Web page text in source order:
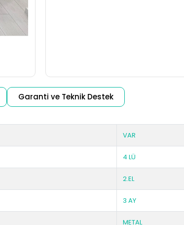
Garanti ve Teknik Destek
VAR
4 LÜ
2.EL
3 AY
METAL